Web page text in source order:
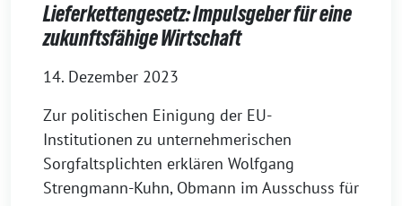
Lieferkettengesetz: Impulsgeber für eine
zukunftsfähige Wirtschaft
14. Dezember 2023
Zur politischen Einigung der EU-
Institutionen zu unternehmerischen
Sorgfaltsplichten erklären Wolfgang
Strengmann-Kuhn, Obmann im Ausschuss für